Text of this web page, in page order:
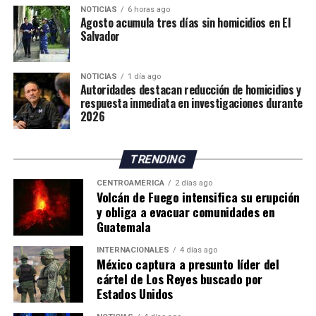
estratégica la ampliación de sus fuentes de
abastecimiento hídrico.
condiciones representan un riesgo para su integridad.
Hasta el momento, las autoridades no han informado el
número de personas trasladadas a los albergues.
Por su parte, el Instituto Nacional de Sismología,
Vulcanología, Meteorología e Hidrología (Insivumeh)
señaló en su más reciente reporte que el volcán
continúa en la fase más intensa de la erupción y advirtió
incandescente que descienden por los flancos sureste,
suroeste y sur.
El organismo científico indicó que el aumento en el
número y tamaño de estos flujos de lava representa
actualmente la principal amenaza para las comunidades
asentadas en las cercanías del volcán, por lo que
mantiene un monitoreo permanente de la actividad.
NOTICIAS 6 horas ago
Agosto acumula tres días sin homicidios en El
Salvador
NOTICIAS 1 día ago
Autoridades destacan reducción de homicidios y
respuesta inmediata en investigaciones durante
2026
TRENDING
CENTROAMÉRICA 2 días ago
Volcán de Fuego intensifica su erupción
y obliga a evacuar comunidades en
Guatemala
INTERNACIONALES 4 días ago
México captura a presunto líder del
cártel de Los Reyes buscado por
Estados Unidos